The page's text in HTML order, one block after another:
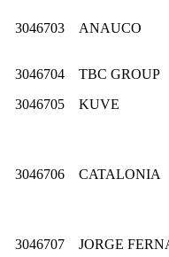
3046703 ANAUCO
3046704
TBC GROUP
3046705
KUVE
3046706 CATALONIA
3046707
JORGE